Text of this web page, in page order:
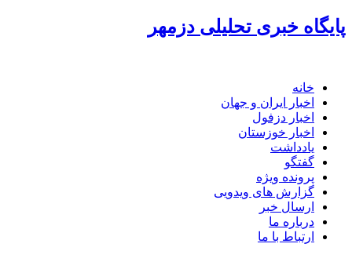
پرش
به
پایگاه خبری تحلیلی دزمهر
خانه
اخبار ایران و جهان
اخبار دزفول
اخبار خوزستان
یادداشت
گفتگو
پرونده ویژه
گزارش های ویدویی
ارسال خبر
درباره ما
ارتباط با ما